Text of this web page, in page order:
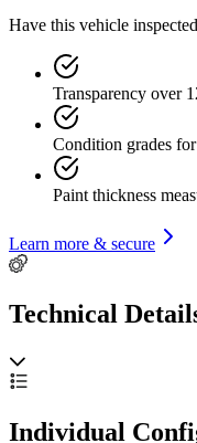
Have this vehicle
Transparency over
Condition grades
Paint thickness
Learn more & secure
Technical
Individual